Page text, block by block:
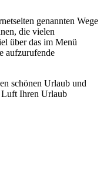
genannten Wege
die vielen
über das im Menü
aufzurufende
schönen Urlaub und
Luft Ihren Urlaub